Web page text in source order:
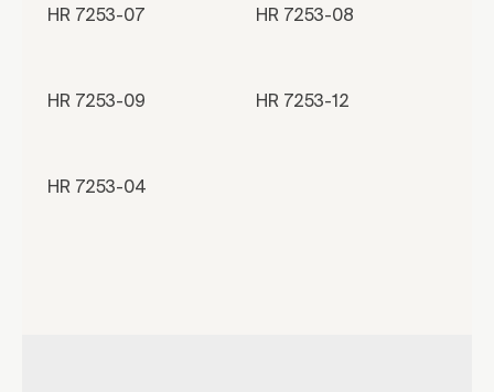
HR 7253-07 HR 7253-08
HR 7253-09 HR 7253-12
HR 7253-04